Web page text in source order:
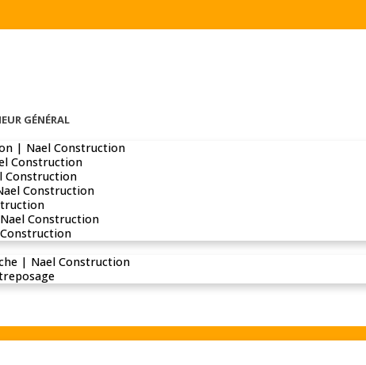
GÉNÉRAL
| Nael Construction
Construction
Construction
Construction
Construction
| Nael Construction